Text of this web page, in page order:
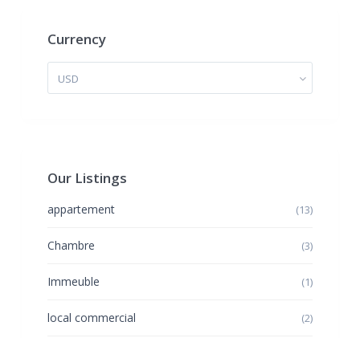
Currency
USD
Our Listings
appartement (13)
Chambre (3)
Immeuble (1)
local commercial (2)